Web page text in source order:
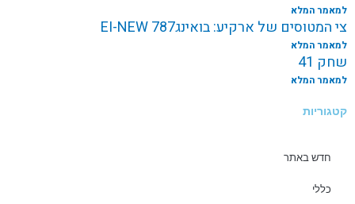
למאמר המלא
צי המטוסים של ארקיע: בואינג787 EI-NEW
למאמר המלא
שחק 41
למאמר המלא
קטגוריות
חדש באתר
כללי